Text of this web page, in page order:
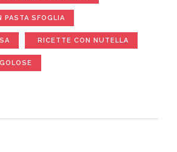
PASTA SFOGLIA
RICETTE CON NUTELLA